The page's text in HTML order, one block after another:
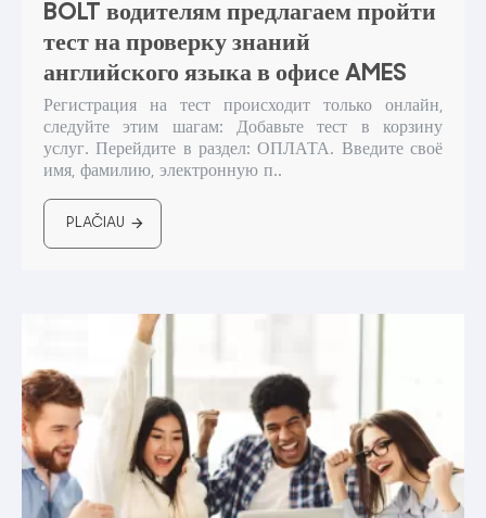
BOLT водителям предлагаем пройти
тест на проверку знаний
английского языка в офисе AMES
Регистрация на тест происходит только онлайн,
следуйте этим шагам: Добавьте тест в корзину
услуг. Перейдите в раздел: ОПЛАТА. Введите своё
имя, фамилию, электронную п..
PLAČIAU